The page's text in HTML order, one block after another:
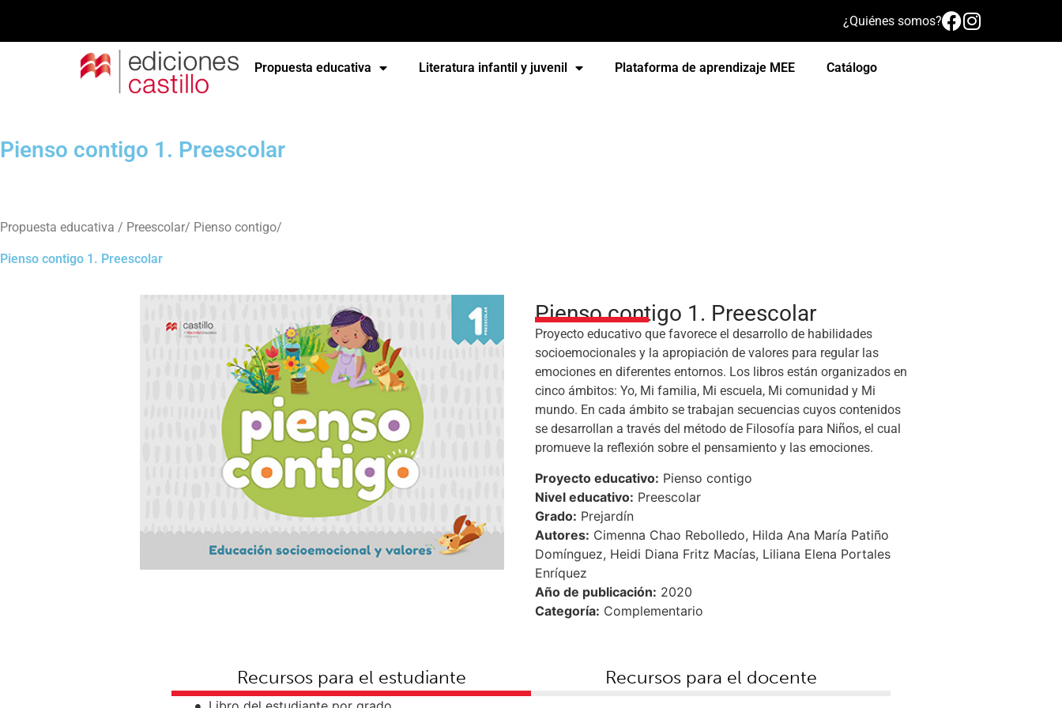
¿Quiénes somos?
Propuesta educativa Literatura infantil y juvenil Plataforma de aprendizaje MEE Catálogo
Pienso contigo 1. Preescolar
Propuesta educativa / Preescolar/ Pienso contigo/
Pienso contigo 1. Preescolar
Pienso contigo 1. Preescolar
Proyecto educativo que favorece el desarrollo de habilidades
socioemocionales y la apropiación de valores para regular las
emociones en diferentes entornos. Los libros están organizados en
cinco ámbitos: Yo, Mi familia, Mi escuela, Mi comunidad y Mi
mundo. En cada ámbito se trabajan secuencias cuyos contenidos
se desarrollan a través del método de Filosofía para Niños, el cual
promueve la reflexión sobre el pensamiento y las emociones.
Proyecto educativo: Pienso contigo
Nivel educativo: Preescolar
Grado: Prejardín
Autores: Cimenna Chao Rebolledo, Hilda Ana María Patiño
Domínguez, Heidi Diana Fritz Macías, Liliana Elena Portales
Enríquez
Año de publicación: 2020
Categoría: Complementario
Recursos para el estudiante Recursos para el docente